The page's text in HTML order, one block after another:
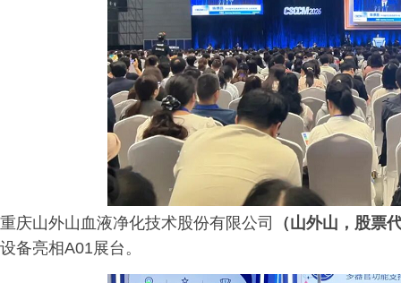
重庆山外山血液净化技术股份有限公司
（山外山，股票
设备亮相A01展台。